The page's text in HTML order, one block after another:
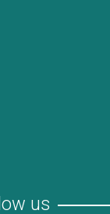
us